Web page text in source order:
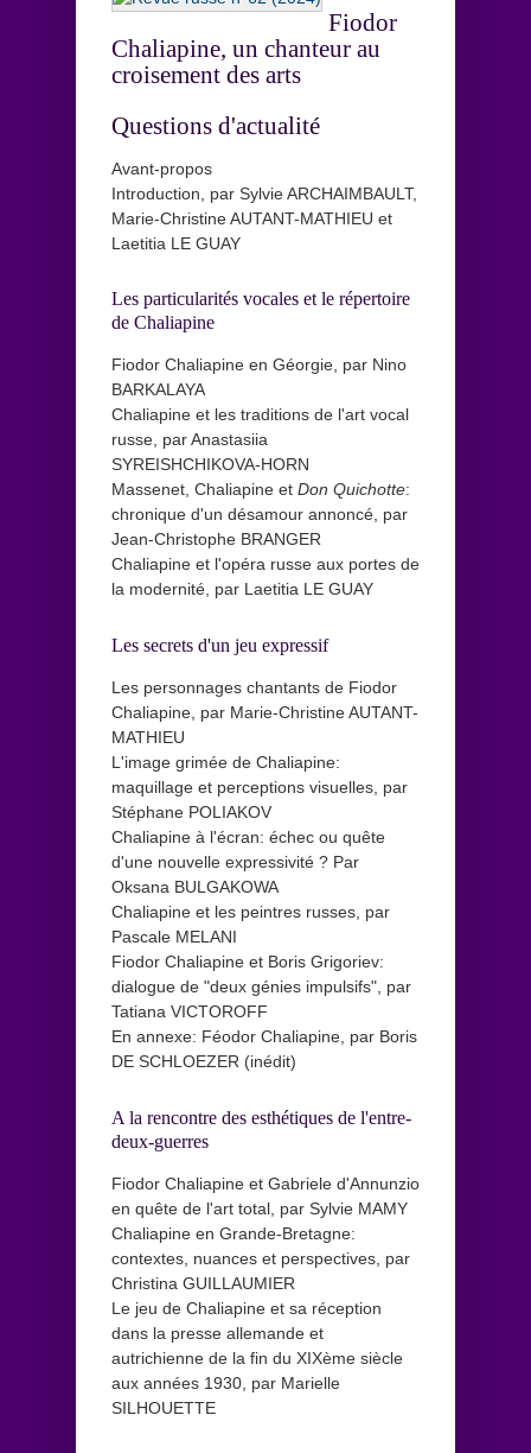
Fiodor
Chaliapine, un chanteur au
croisement des arts
Questions d'actualité
Avant-propos
Introduction, par Sylvie ARCHAIMBAULT,
Marie-Christine AUTANT-MATHIEU et
Laetitia LE GUAY
Les particularités vocales et le répertoire
de Chaliapine
Fiodor Chaliapine en Géorgie, par Nino
BARKALAYA
Chaliapine et les traditions de l'art vocal
russe, par Anastasiia
SYREISHCHIKOVA-HORN
Massenet, Chaliapine et Don Quichotte:
chronique d'un désamour annoncé, par
Jean-Christophe BRANGER
Chaliapine et l'opéra russe aux portes de
la modernité, par Laetitia LE GUAY
Les secrets d'un jeu expressif
Les personnages chantants de Fiodor
Chaliapine, par Marie-Christine AUTANT-
MATHIEU
L'image grimée de Chaliapine:
maquillage et perceptions visuelles, par
Stéphane POLIAKOV
Chaliapine à l'écran: échec ou quête
d'une nouvelle expressivité ? Par
Oksana BULGAKOWA
Chaliapine et les peintres russes, par
Pascale MELANI
Fiodor Chaliapine et Boris Grigoriev:
dialogue de "deux génies impulsifs", par
Tatiana VICTOROFF
En annexe: Féodor Chaliapine, par Boris
DE SCHLOEZER (inédit)
A la rencontre des esthétiques de l'entre-
deux-guerres
Fiodor Chaliapine et Gabriele d'Annunzio
en quête de l'art total, par Sylvie MAMY
Chaliapine en Grande-Bretagne:
contextes, nuances et perspectives, par
Christina GUILLAUMIER
Le jeu de Chaliapine et sa réception
dans la presse allemande et
autrichienne de la fin du XIXème siècle
aux années 1930, par Marielle
SILHOUETTE